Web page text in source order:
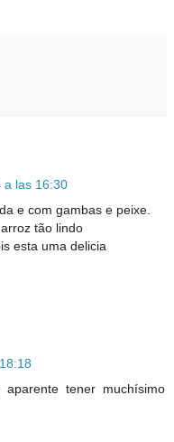
a las 16:30
e com gambas e peixe.
tão lindo
esta uma delicia
tener muchísimo